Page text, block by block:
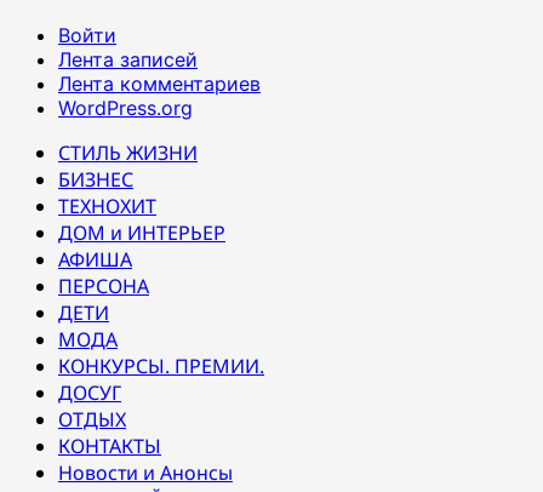
Войти
Лента записей
Лента комментариев
WordPress.org
СТИЛЬ ЖИЗНИ
БИЗНЕС
ТЕХНОХИТ
ДОМ и ИНТЕРЬЕР
АФИША
ПЕРСОНА
ДЕТИ
МОДА
КОНКУРСЫ. ПРЕМИИ.
ДОСУГ
ОТДЫХ
КОНТАКТЫ
Новости и Анонсы